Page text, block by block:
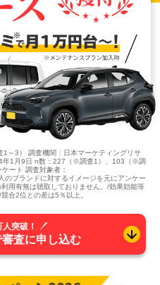
～3） 調査機関：日本マーケティングリサ
年1月9日 n数：227（※調査1）、103（※調
ート 調査対象者：
ブランドに対するイメージを元にアンケー
用有無は聴取しておりません。/効果効能等
合2位との差は5％以上。
突破！
査に申し込む